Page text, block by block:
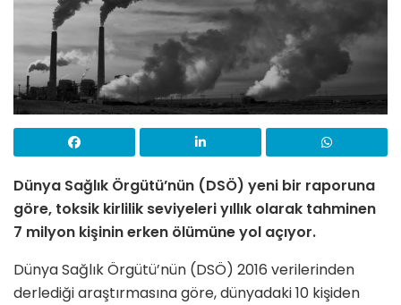
Dünya Sağlık Örgütü’nün (DSÖ) yeni bir raporuna
göre, toksik kirlilik seviyeleri yıllık olarak tahminen
7 milyon kişinin erken ölümüne yol açıyor.
Dünya Sağlık Örgütü’nün (DSÖ) 2016 verilerinden
derlediği araştırmasına göre, dünyadaki 10 kişiden